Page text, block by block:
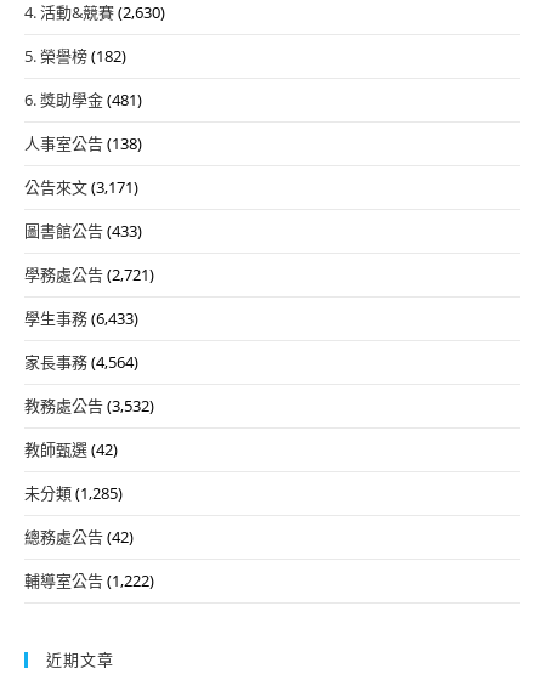
4. 活動&競賽(2,630)
5. 榮譽榜(182)
6. 獎助學金(481)
人事室公告(138)
公告來文(3,171)
圖書館公告(433)
學務處公告(2,721)
學生事務(6,433)
家長事務(4,564)
教務處公告(3,532)
教師甄選(42)
未分類(1,285)
總務處公告(42)
輔導室公告(1,222)
近期文章